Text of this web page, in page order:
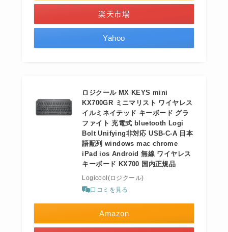
楽天市場
Yahoo
ロジクール MX KEYS mini
KX700GR ミニマリスト ワイヤレス
イルミネイテッド キーボード グラ
ファイト 充電式 bluetooth Logi
Bolt Unifying非対応 USB-C-A 日本
語配列 windows mac chrome
iPad ios Android 無線 ワイヤレス
キーボード KX700 国内正規品
Logicool(ロジクール)
口コミを見る
Amazon